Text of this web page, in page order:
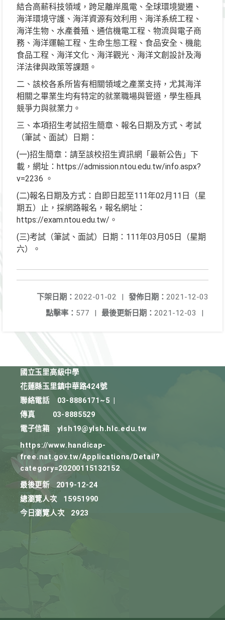
結合高薪科技領域，跨足離岸風電、全球環境變遷、
海洋環境守護、海洋資源有效利用、海洋系統工程、
海洋生物、水產養殖、通信機電工程、物流與電子商
務、海洋運輸工程、生命生態工程、食品安全、機能
食品工程、海洋文化、海洋觀光、海洋文創設計及海
洋法律與政策等課題。
二、該校各系所皆有相關領域之產業支持，尤其海洋
相關之畢業生均有特定的就業職場與管道，學生極具
競爭力與就業力。
三、本項招生考試招生簡章、報名日期及方式、考試
（筆試、面試）日期：
(一)招生簡章：請至該校招生資訊網「最新公告」下
載，網址：https://admission.ntou.edu.tw/info.aspx?
v=2236 。
(二)報名日期及方式：自即日起至111年02月11日（星
期五）止，採網路報名，報名網址：
https://exam.ntou.edu.tw/。
(三)考試（筆試、面試）日期：111年03月05日（星期
六）。
發佈日期： 2021-12-03
下架日期： 2022-01-02
|
最後更新日期： 2021-12-03 |
點擊率： 577 |
國立玉里高級中學
花蓮縣玉里鎮中華路424號
聯絡電話
03-8886171~5
傳真
03-8885529
電子信箱
ylsh19@ylsh.hlc.edu.tw
https://www.handicap-
free.nat.gov.tw/Applications/Detail?
category=20200115132152
最後更新
2019-12-24
總瀏覽人次
15951990
今日瀏覽人次
2923